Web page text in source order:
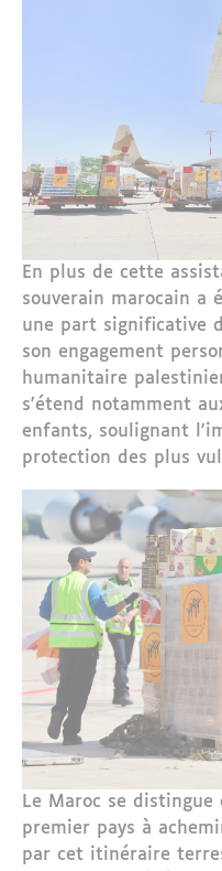
En plus de cette
souverain marocain a
une part significative
son engagement
humanitaire
s'étend notamment
enfants, soulignant
protection des plus
Le Maroc se
premier pays à
par cet itinéraire